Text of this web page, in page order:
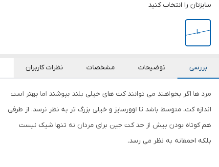
سایزتان را انتخاب کنید
L
بررسی توضیحات مشخصات نظرات کاربران
مرد ها اگر بخواهند می توانند کت های خیلی بلند بپوشند اما بهتر است
اندازه کت، متوسط باشد تا اوورسایز و خیلی بزرگ تر به نظر نرسد. از طرفی
هم کوتاه بودن بیش از حد کت جین برای مردان نه تنها شیک نیست
بلکه احمقانه به نظر می رسد.